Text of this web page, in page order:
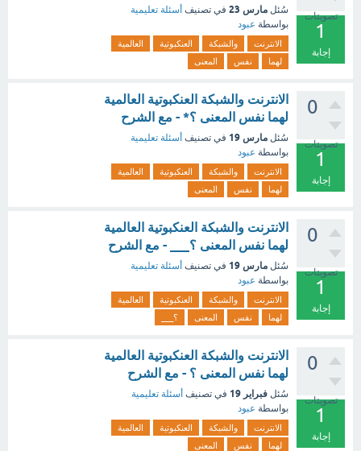
تصويتات
1
إجابة
سُئل مارس 23 في تصنيف أسئلة تعليمية
بواسطة عبود
الانترنت والشبكة العنكبوتية
العالمية
لهما
نفس المعنى
0
تصويتات
1
إجابة
الانترنت والشبكة العنكبوتية العالمية
لهما نفس المعنى ؟* - مع الشرح
سُئل مارس 19 في تصنيف أسئلة تعليمية
بواسطة عبود
الانترنت والشبكة العنكبوتية
العالمية
لهما
نفس المعنى
0
تصويتات
1
إجابة
الانترنت والشبكة العنكبوتية العالمية
لهما نفس المعنى ؟___ - مع الشرح
سُئل مارس 19 في تصنيف أسئلة تعليمية
بواسطة عبود
الانترنت والشبكة العنكبوتية
العالمية
لهما
نفس المعنى ؟___
0
تصويتات
1
إجابة
الانترنت والشبكة العنكبوتية العالمية
لهما نفس المعنى ؟ - مع الشرح
سُئل فبراير 19 في تصنيف أسئلة تعليمية
بواسطة عبود
الانترنت والشبكة العنكبوتية
العالمية
لهما
نفس المعنى